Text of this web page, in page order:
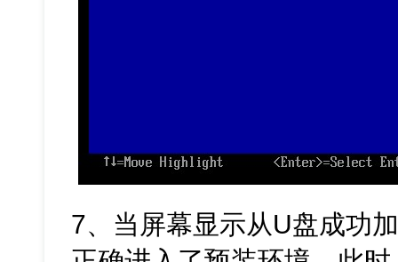
7、当屏幕显示从U盘成功